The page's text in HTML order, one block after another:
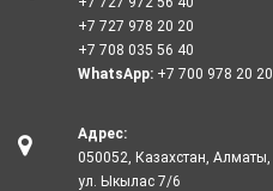
+7 727 978 20 20
+7 708 035 56 40
WhatsApp: +7 700 978 20 20
Адрес:
050052, Казахстан, Алматы,
ул. Ыкылас 7/6